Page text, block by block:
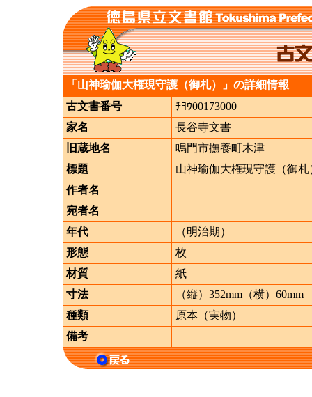
「山神瑜伽大権現守護（御札）」の詳細情報
古文書番号
ﾁﾖｳ00173000
家名
長谷寺文書
旧蔵地名
鳴門市撫養町木津
標題
山神瑜伽大権現守護（御札
作者名
宛者名
年代
（明治期）
形態
枚
材質
紙
寸法
（縦）352mm（横）60mm
種類
原本（実物）
備考